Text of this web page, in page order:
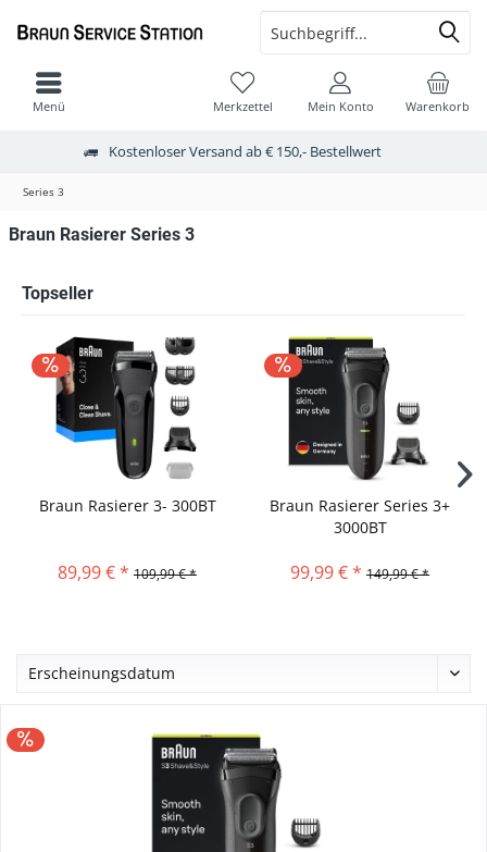
Kostenloser Versand ab € 150,- Bestellwert
Warenkorb
Merkzettel Mein Konto
Menü
Series 3
Braun Rasierer Series 3
Topseller
Braun Rasierer 3- 300BT
89,99 € * 109,99 € *
Braun Rasierer Series 3+
3000BT
99,99 € * 149,99 € *